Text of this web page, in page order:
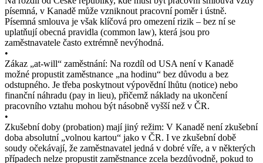
písemná, v Kanadě může vzniknout pracovní poměr i ústně.
Písemná smlouva je však klíčová pro omezení rizik – bez ní se
uplatňují obecná pravidla (common law), která jsou pro
zaměstnavatele často extrémně nevýhodná.
•
Zákaz „at-will“ zaměstnání: Na rozdíl od USA není v Kanadě
možné propustit zaměstnance „na hodinu“ bez důvodu a bez
odstupného. Je třeba poskytnout výpovědní lhůtu (notice) nebo
finanční náhradu (pay in lieu), přičemž náklady na ukončení
pracovního vztahu mohou být násobně vyšší než v ČR.
•
Zkušební doby (probation) mají jiný režim: V Kanadě není zkušební
doba absolutní „volnou kartou“ jako v ČR. I ve zkušební době
soudy očekávají, že zaměstnavatel jedná v dobré víře, a v některých
případech nelze propustit zaměstnance zcela bezdůvodně, pokud to